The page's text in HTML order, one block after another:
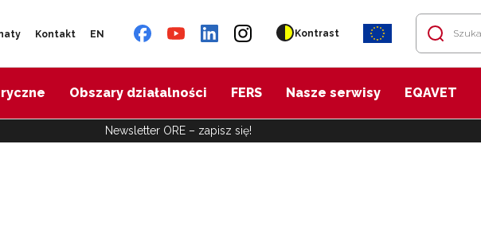
Kontakt EN Kontrast
Obszary działalności FERS Nasze serwisy EQAVET
Newsletter ORE – zapisz się!